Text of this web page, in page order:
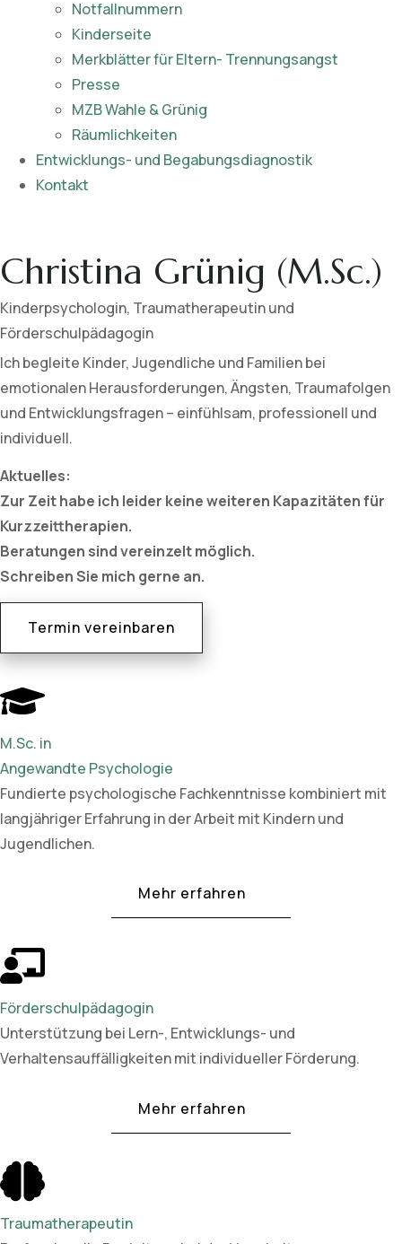
Notfallnummern
Kinderseite
Merkblätter für Eltern- Trennungsangst
Presse
MZB Wahle & Grünig
Räumlichkeiten
Entwicklungs- und Begabungsdiagnostik
Kontakt
Christina Grünig (M.Sc.)
Kinderpsychologin, Traumatherapeutin und
Förderschulpädagogin
Ich begleite Kinder, Jugendliche und Familien bei
emotionalen Herausforderungen, Ängsten, Traumafolgen
und Entwicklungsfragen – einfühlsam, professionell und
individuell.
Aktuelles:
Zur Zeit habe ich leider keine weiteren Kapazitäten für
Kurzzeittherapien.
Beratungen sind vereinzelt möglich.
Schreiben Sie mich gerne an.
Termin vereinbaren
M.Sc. in
Angewandte Psychologie
Fundierte psychologische Fachkenntnisse kombiniert mit
langjähriger Erfahrung in der Arbeit mit Kindern und
Jugendlichen.
Mehr erfahren
Förderschulpädagogin
Unterstützung bei Lern-, Entwicklungs- und
Verhaltensauffälligkeiten mit individueller Förderung.
Mehr erfahren
Traumatherapeutin